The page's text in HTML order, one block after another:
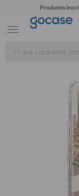
Produtos